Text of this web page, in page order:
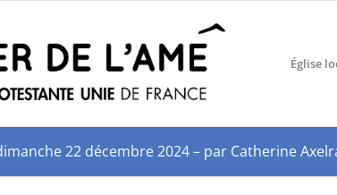
Église
22 décembre 2024 – par Catherine